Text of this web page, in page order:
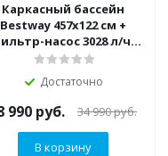
Каркасный бассейн
Bestway 457х122 см +
насос 3028 л/ч,
тент, лестница (56438
Достаточно
990 руб. 34 990руб.
В корзину